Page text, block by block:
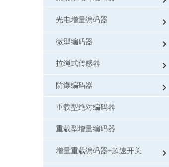
光电增量编码器
微型编码器
拉绳式传感器
防爆编码器
重载型绝对编码器
重载型增量编码器
增量重载编码器+超速开关